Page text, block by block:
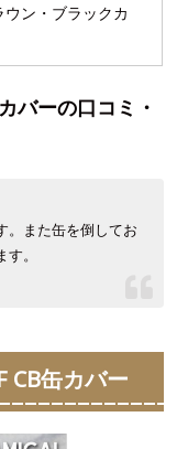
ン・ブラックカ
バーの口コミ・
。また缶を倒してお
。
CB缶カバー